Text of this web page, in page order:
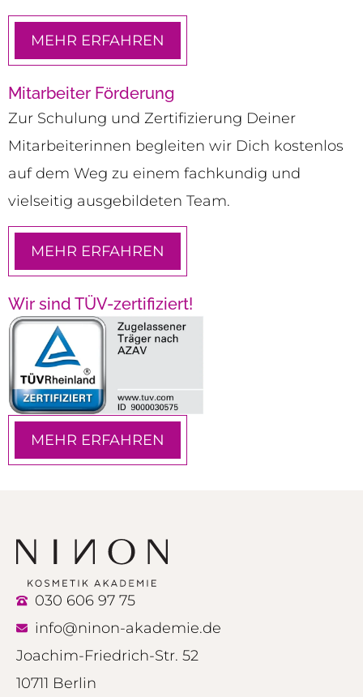
MEHR ERFAHREN
Mitarbeiter Förderung
Zur Schulung und Zertifizierung Deiner
Mitarbeiterinnen begleiten wir Dich kostenlos
auf dem Weg zu einem fachkundig und
vielseitig ausgebildeten Team.
MEHR ERFAHREN
Wir sind TÜV-zertifiziert!
MEHR ERFAHREN
030 606 97 75
info@ninon-akademie.de
Joachim-Friedrich-Str. 52
10711 Berlin